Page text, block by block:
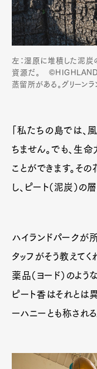
左：湿原に堆積した泥炭
資源だ。 ©HIGHLAND
蒸留所がある。グリーン
「私たちの島では
ちません。でも、生
ことができます。そ
し、ピート（泥炭）の
ハイランドパークが
タッフがそう教えてく
薬品（ヨード）のよ
ピート香はそれとは
ーハニーとも称される